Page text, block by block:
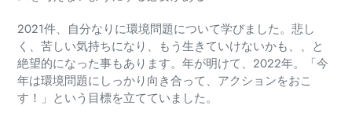
2021件、自分なりに環境問題について学びました。 悲し
く、苦しい気持ちになり、もう生きていけないかも、、と
絶望的になった事もあります。 年が明けて、2022年。
「今
年は環境問題にしっかり向き合って、アクションをおこ
す！」という目標を立てていました。